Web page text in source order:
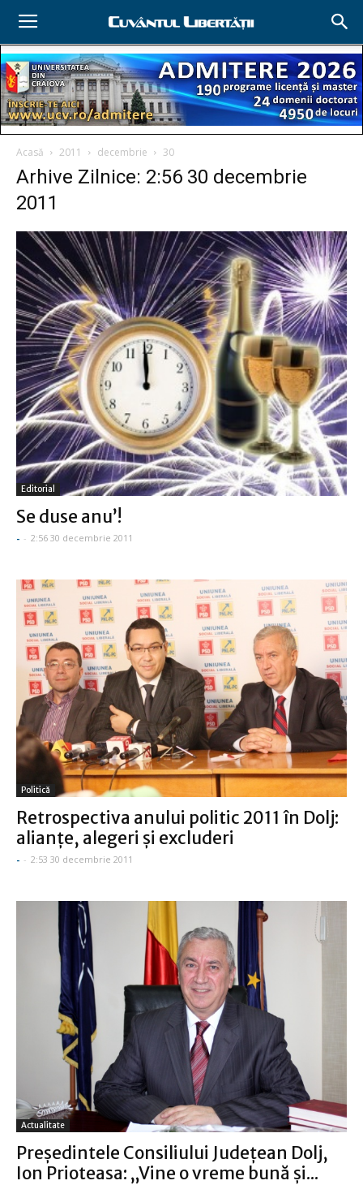
Acasă 2011 decembrie 30
Arhive Zilnice: 2:56 30 decembrie
2011
Editorial
Se duse anu’!
- - 2:56 30 decembrie 2011
Politică
Retrospectiva anului politic 2011 în Dolj:
alianţe, alegeri şi excluderi
- - 2:53 30 decembrie 2011
Actualitate
Preşedintele Consiliului Judeţean Dolj,
Ion Prioteasa: „Vine o vreme bună şi...